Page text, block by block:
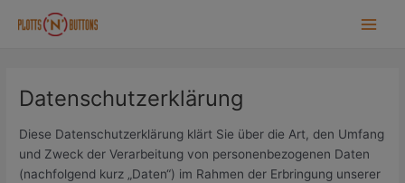
Inhalt
Datenschutzerklärung
Diese Datenschutzerklärung klärt Sie über die Art, den Umfang
und Zweck der Verarbeitung von personenbezogenen Daten
(nachfolgend kurz „Daten“) im Rahmen der Erbringung unserer